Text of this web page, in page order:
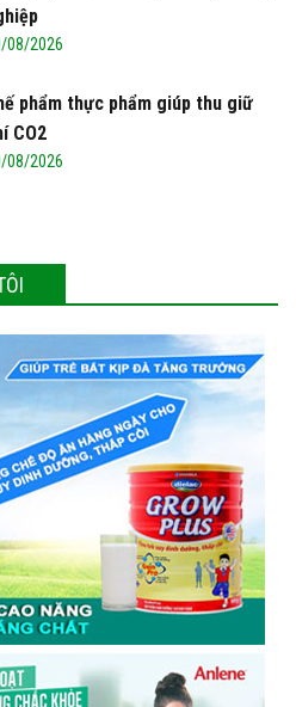
08/2026
phẩm thực phẩm giúp thu giữ
CO2
08/2026